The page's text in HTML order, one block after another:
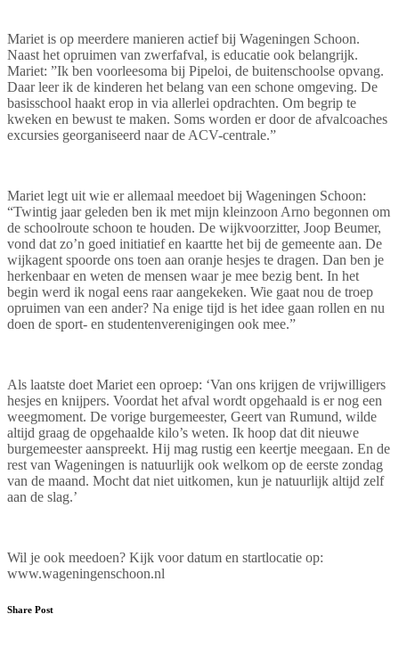
Mariet is op meerdere manieren actief bij Wageningen Schoon.
Naast het opruimen van zwerfafval, is educatie ook belangrijk.
Mariet: ”Ik ben voorleesoma bij Pipeloi, de buitenschoolse opvang.
Daar leer ik de kinderen het belang van een schone omgeving. De
basisschool haakt erop in via allerlei opdrachten. Om begrip te
kweken en bewust te maken. Soms worden er door de afvalcoaches
excursies georganiseerd naar de ACV-centrale.”
Mariet legt uit wie er allemaal meedoet bij Wageningen Schoon:
“Twintig jaar geleden ben ik met mijn kleinzoon Arno begonnen om
de schoolroute schoon te houden. De wijkvoorzitter, Joop Beumer,
vond dat zo’n goed initiatief en kaartte het bij de gemeente aan. De
wijkagent spoorde ons toen aan oranje hesjes te dragen. Dan ben je
herkenbaar en weten de mensen waar je mee bezig bent. In het
begin werd ik nogal eens raar aangekeken. Wie gaat nou de troep
opruimen van een ander? Na enige tijd is het idee gaan rollen en nu
doen de sport- en studentenverenigingen ook mee.”
Als laatste doet Mariet een oproep: ‘Van ons krijgen de vrijwilligers
hesjes en knijpers. Voordat het afval wordt opgehaald is er nog een
weegmoment. De vorige burgemeester, Geert van Rumund, wilde
altijd graag de opgehaalde kilo’s weten. Ik hoop dat dit nieuwe
burgemeester aanspreekt. Hij mag rustig een keertje meegaan. En de
rest van Wageningen is natuurlijk ook welkom op de eerste zondag
van de maand. Mocht dat niet uitkomen, kun je natuurlijk altijd zelf
aan de slag.’
Wil je ook meedoen? Kijk voor datum en startlocatie op:
www.wageningenschoon.nl
Share Post